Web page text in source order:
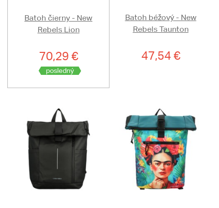
Batoh čierny - New
Rebels Lion
70,29 €
posledný
Batoh béžový - New
Rebels Taunton
47,54 €